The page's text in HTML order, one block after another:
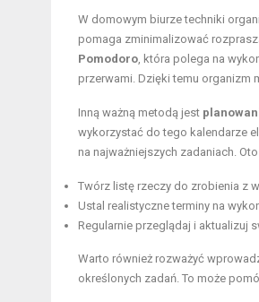
W domowym biurze techniki
pomaga zminimalizować
Pomodoro , która polega na
przerwami. Dzięki temu organizm
Inną ważną metodą jest
wykorzystać do tego kalendarze
na najważniejszych zadaniach.
Twórz listę rzeczy do zrobienia z
Ustal realistyczne terminy na
Regularnie przeglądaj i aktualizuj
Warto również rozważyć
określonych zadań. To może